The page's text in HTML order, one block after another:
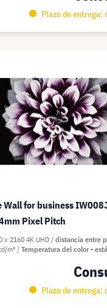
Plazo de entrega:
Wall for business
Pixel Pitch
Plazo de entrega:
x 2160 4K UHD distancia entre
m² Temperatura del color -